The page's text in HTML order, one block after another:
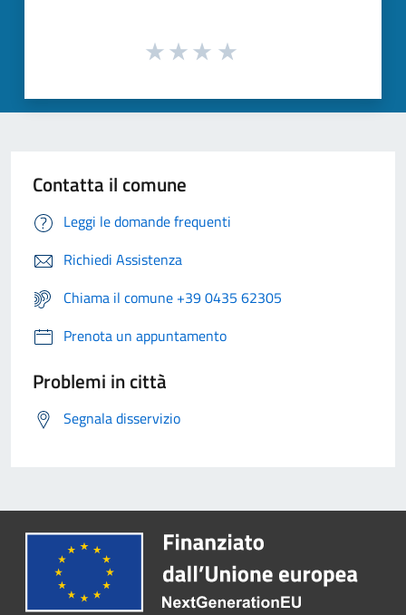
Contatta il comune
Leggi le domande frequenti
Richiedi Assistenza
Chiama il comune +39 0435 62305
Prenota un appuntamento
Problemi in città
Segnala disservizio